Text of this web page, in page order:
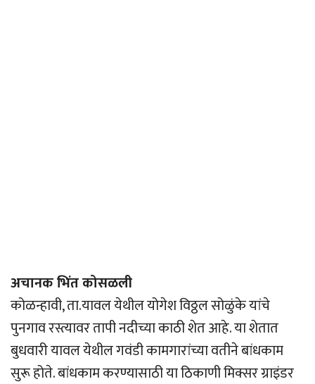
अचानक भिंत कोसळली
कोळन्हावी, ता.यावल येथील योगेश विठ्ठल सोळुंके यांचे
पुनगाव रस्त्यावर तापी नदीच्या काठी शेत आहे. या शेतात
बुधवारी यावल येथील गवंडी कामगारांच्या वतीने बांधकाम
सुरू होते. बांधकाम करण्यासाठी या ठिकाणी मिक्सर ग्राइंडर